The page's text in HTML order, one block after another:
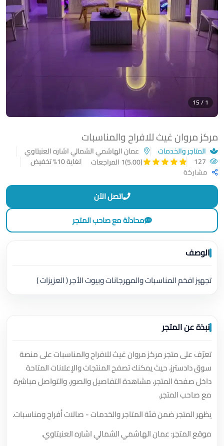
مركز مروان غيث للافراح والمناسبات
المتاجر والخدمات
عمان الهاشمي الشمالي اشاره العنبتاوي
(5.00) 1 المراجعات لغاية 10% تخفيض
مشاركة
1 / 15
اتصل الآن
محادثة مع صاحب المتجر
الوصف
تجهيز افخم المناسبات والمهرجانات وبيوت الأجر ( العزيزات )
نبذة عن المتجر
تعرّف على متجر مركز مروان غيث للافراح والمناسبات على منصة
سوق دادسترز، حيث يمكنك تصفح المنتجات والإعلانات المتاحة
داخل صفحة المتجر، مشاهدة التفاصيل والصور، والتواصل مباشرة
مع صاحب المتجر.
يظهر المتجر ضمن فئة المتاجر والخدمات - صالات أفراح ومناسبات.
موقع المتجر: عمان الهاشمي الشمالي اشاره العنبتاوي.